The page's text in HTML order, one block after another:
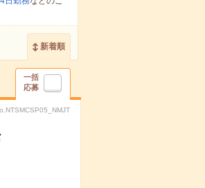
新着順
一括
応募